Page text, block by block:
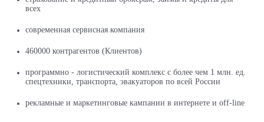
всех
современная сервисная компания
460000 контрагентов (Клиентов)
программно - логистический комплекс с более чем 1 млн. ед.
спецтехники, транспорта, эвакуаторов по всей России
рекламные и маркетинговые кампании в интернете и off-line